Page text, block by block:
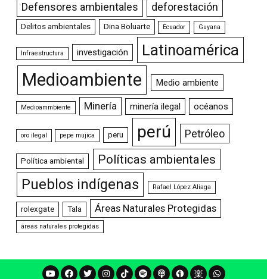
Defensores ambientales deforestación
Delitos ambientales Dina Boluarte Ecuador Guyana
Infraestructura investigación Latinoamérica
Medioambiente Medio ambiente
Medioammbiente Minería minería ilegal océanos
oro ilegal pepe mujica peru perú Petróleo
Política ambiental Políticas ambientales
Pueblos indígenas Rafael López Aliaga
rolexgate Tala Áreas Naturales Protegidas
áreas naturales protegidas